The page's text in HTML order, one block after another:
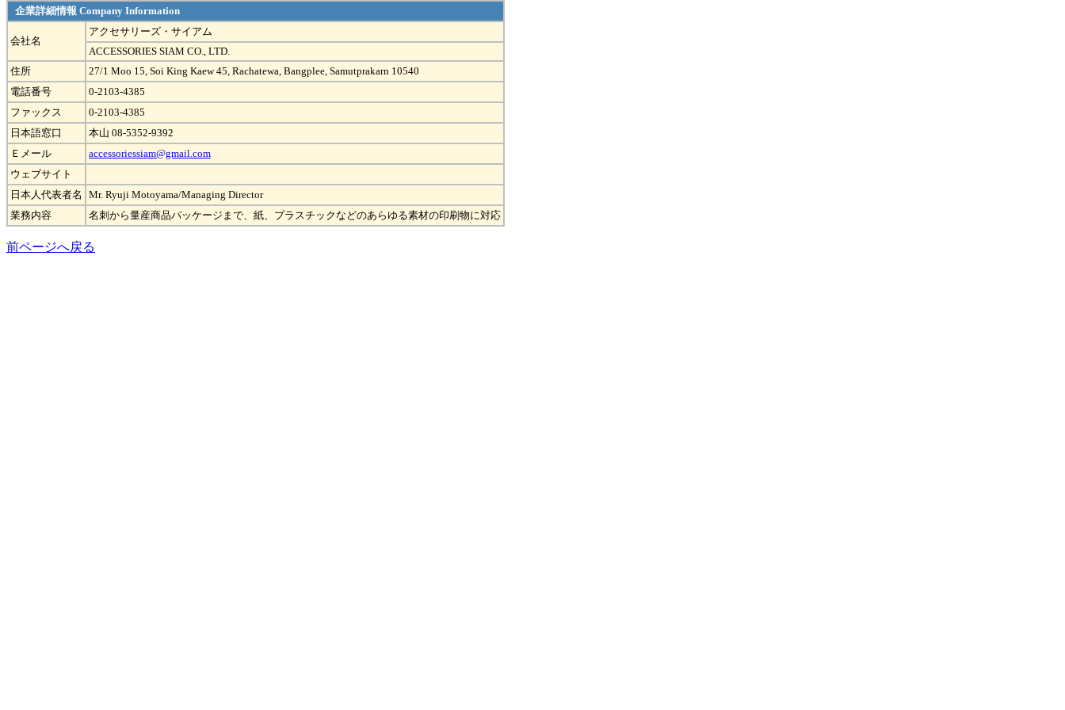
企業詳細情報 Company Information
会社名
アクセサリーズ・サイアム
ACCESSORIES SIAM CO., LTD.
住所
27/1 Moo 15, Soi King Kaew 45, Rachatewa, Bangplee, Samutprakarn 10540
電話番号
0-2103-4385
ファックス
0-2103-4385
日本語窓口
本山 08-5352-9392
Ｅメール
accessoriessiam@gmail.com
ウェブサイト
日本人代表者名
Mr. Ryuji Motoyama/Managing Director
業務内容
名刺から量産商品パッケージまで、紙、プラスチックなどのあらゆる素材の印刷物に対応
前ページへ戻る